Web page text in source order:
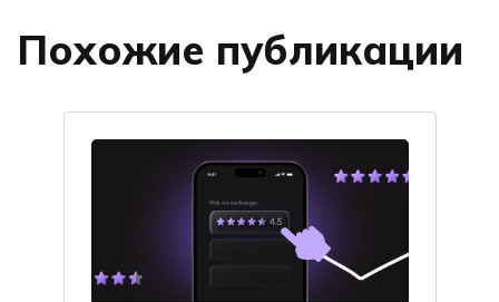
Похожие публикации